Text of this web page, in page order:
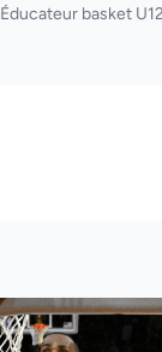
Éducateur basket